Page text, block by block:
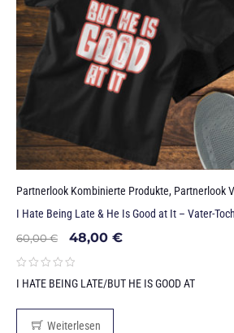
Partnerlook Kombinierte Produkte, Partnerlook
I Hate Being Late & He Is Good at It – Vater-
60,00€ 48,00 €
I HATE BEING LATE/BUT HE IS GOOD AT
Weiterlesen